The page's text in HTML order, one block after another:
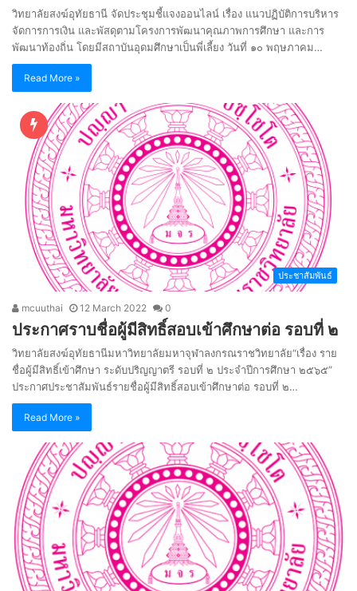
วิทยาลัยสงฆ์อุทัยธานี จัดประชุมชี้แจงออนไลน์ เรื่อง แนวปฏิบัติการบริหาร
จัดการการเงิน และพัสดุตามโครงการพัฒนาคุณภาพการศึกษา และการ
พัฒนาท้องถิ่น โดยมีสถาบันอุดมศึกษาเป็นพี่เลี้ยง วันที่ ๑๐ พฤษภาคม…
Read More »
ประชาสัมพันธ์
mcuuthai 12 March 2022 0
ประกาศราบชื่อผู้มีสิทธิ์สอบเข้าศึกษาต่อ รอบที่ ๒
วิทยาลัยสงฆ์อุทัยธานีมหาวิทยาลัยมหาจุฬาลงกรณราชวิทยาลัย“เรื่อง ราย
ชื่อผู้มีสิทธิ์เข้าศึกษา ระดับปริญญาตรี รอบที่ ๒ ประจำปีการศึกษา ๒๕๖๕”
ประกาศประชาสัมพันธ์รายชื่อผู้มีสิทธิ์สอบเข้าศึกษาต่อ รอบที่ ๒…
Read More »